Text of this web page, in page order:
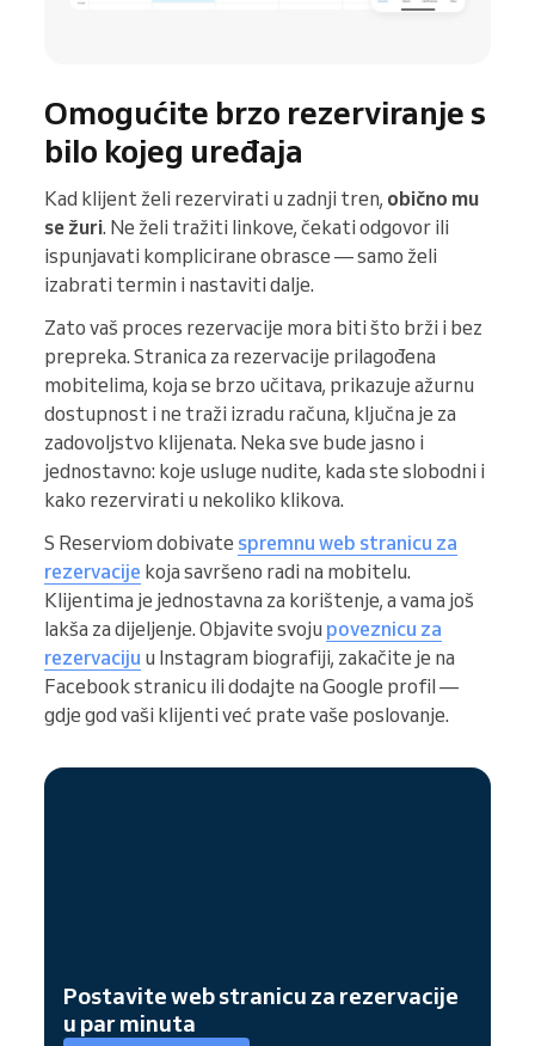
Omogućite brzo rezerviranje s
bilo kojeg uređaja
Kad klijent želi rezervirati u zadnji tren, obično mu
se žuri. Ne želi tražiti linkove, čekati odgovor ili
ispunjavati komplicirane obrasce — samo želi
izabrati termin i nastaviti dalje.
Zato vaš proces rezervacije mora biti što brži i bez
prepreka. Stranica za rezervacije prilagođena
mobitelima, koja se brzo učitava, prikazuje ažurnu
dostupnost i ne traži izradu računa, ključna je za
zadovoljstvo klijenata. Neka sve bude jasno i
jednostavno: koje usluge nudite, kada ste slobodni i
kako rezervirati u nekoliko klikova.
S Reserviom dobivate spremnu web stranicu za
rezervacije koja savršeno radi na mobitelu.
Klijentima je jednostavna za korištenje, a vama još
lakša za dijeljenje. Objavite svoju poveznicu za
rezervaciju u Instagram biografiji, zakačite je na
Facebook stranicu ili dodajte na Google profil —
gdje god vaši klijenti već prate vaše poslovanje.
Postavite web stranicu za rezervacije
u par minuta